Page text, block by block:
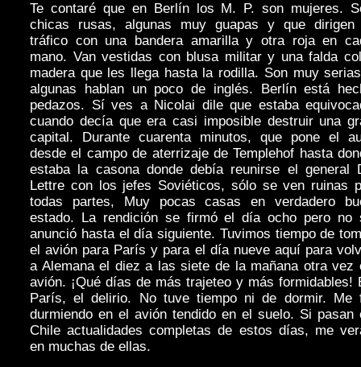
Te contaré que en Berlín los M. P. son mujeres.
chicas rusas, algunas muy guapas y que dirigen
tráfico con una bandera amarilla y otra roja en
mano. Van vestidas con blusa militar y una falda
madera que les llega hasta la rodilla. Son muy
algunas hablan un poco de inglés. Berlín está
pedazos. Sí ves a Nicolai dile que estaba
cuando decía que era casi imposible destruir una
capital. Durante cuarenta minutos, que pone el
desde el campo de aterrizaje de Templehof hasta
estaba la casona donde debía reunirse el general
Lettre con los jefes Soviéticos, sólo se ven ruinas
todas partes, Muy pocas casas en verdadero
estado. La rendición se firmó el día ocho pero no
anunció hasta el día siguiente. Tuvimos tiempo de
el avión para París y para el día nueve aquí para
a Alemana el diez a las siete de la mañana otra vez
avión. ¡Qué días de más trajeteo y más formidables!
París, el delirio. No tuve tiempo ni de dormir. Me
durmiendo en el avión tendido en el suelo. Si pasan
Chile actualidades completas de estos días, me
en muchas de ellas.